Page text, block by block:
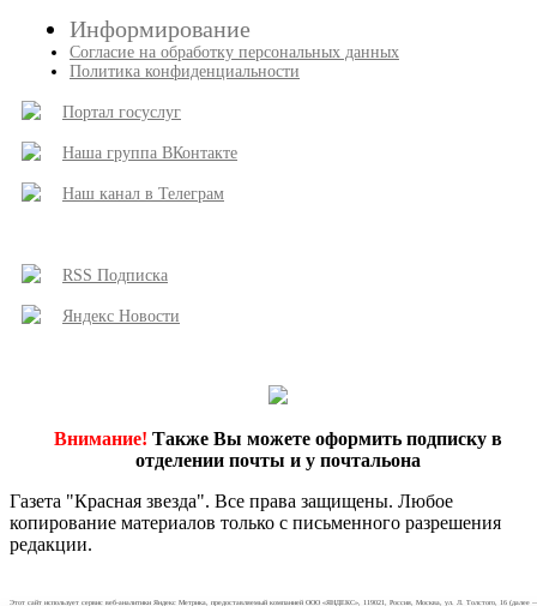
Информирование
Согласие на обработку персональных данных
Политика конфиденциальности
Портал госуслуг
Наша группа ВКонтакте
Наш канал в Телеграм
RSS Подписка
Яндекс Новости
Внимание! Также Вы можете оформить подписку в
отделении почты и у почтальона
Газета "Красная звезда". Все права защищены. Любое
копирование материалов только с письменного разрешения
редакции.
Этот сайт использует сервис веб-аналитики Яндекс Метрика, предоставляемый компанией ООО «ЯНДЕКС», 119021, Россия, Москва, ул. Л. Толстого, 16 (далее